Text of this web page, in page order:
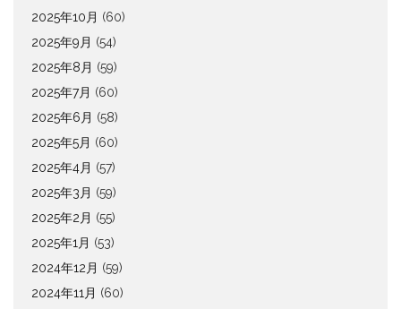
2025年10月 (60)
2025年9月 (54)
2025年8月 (59)
2025年7月 (60)
2025年6月 (58)
2025年5月 (60)
2025年4月 (57)
2025年3月 (59)
2025年2月 (55)
2025年1月 (53)
2024年12月 (59)
2024年11月 (60)